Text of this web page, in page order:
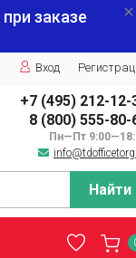
при заказе
Вход
+7 (495) 212-12-
8 (800) 555-80-
Пн—Пт
Найти